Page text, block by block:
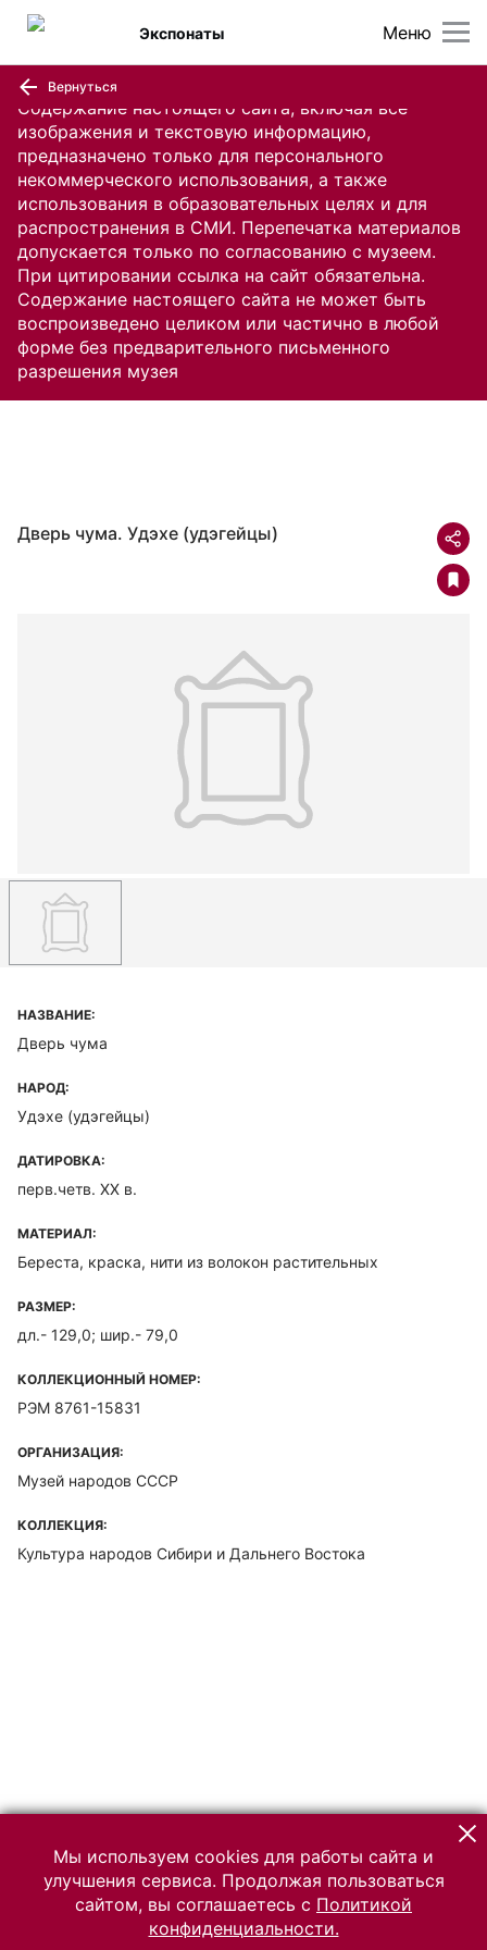
Содержание настоящего сайта, включая все
изображения и текстовую информацию,
предназначено только для персонального
некоммерческого использования, а также
использования в образовательных целях и для
распространения в СМИ. Перепечатка материалов
допускается только по согласованию с музеем.
При цитировании ссылка на сайт обязательна.
Содержание настоящего сайта не может быть
воспроизведено целиком или частично в любой
форме без предварительного письменного
разрешения музея
Меню
Экспонаты
Вернуться
Дверь чума. Удэхе (удэгейцы)
НАЗВАНИЕ:
Дверь чума
НАРОД:
Удэхе (удэгейцы)
ДАТИРОВКА:
перв.четв. XX в.
МАТЕРИАЛ:
Береста, краска, нити из волокон растительных
РАЗМЕР:
дл.- 129,0; шир.- 79,0
КОЛЛЕКЦИОННЫЙ НОМЕР:
РЭМ 8761-15831
ОРГАНИЗАЦИЯ:
Музей народов СССР
КОЛЛЕКЦИЯ:
Культура народов Сибири и Дальнего Востока
Мы используем cookies для работы сайта и
улучшения сервиса. Продолжая пользоваться
сайтом, вы соглашаетесь с Политикой
конфиденциальности.